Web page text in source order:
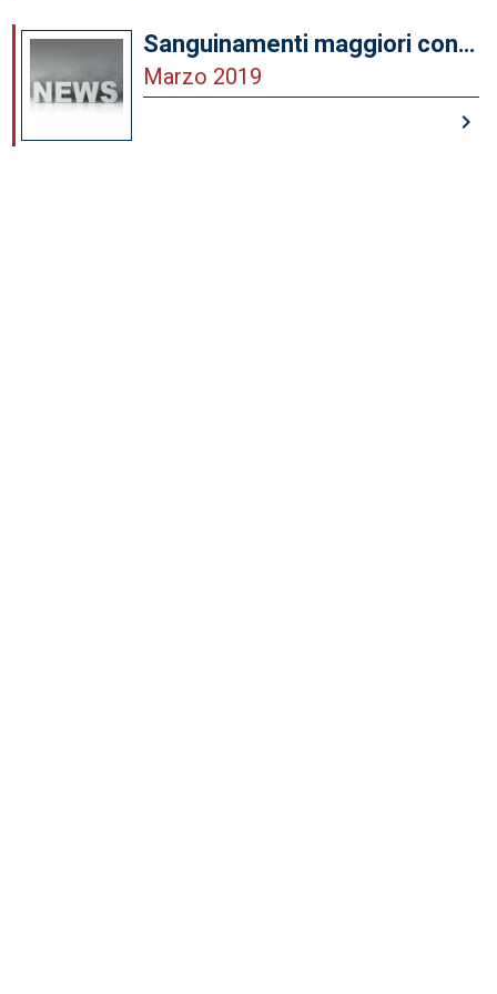
Sanguinamenti maggiori con
vecchi e nuovi anticoagulanti:
come gestirli - Misure
Marzo 2019
keyboard_arrow_right